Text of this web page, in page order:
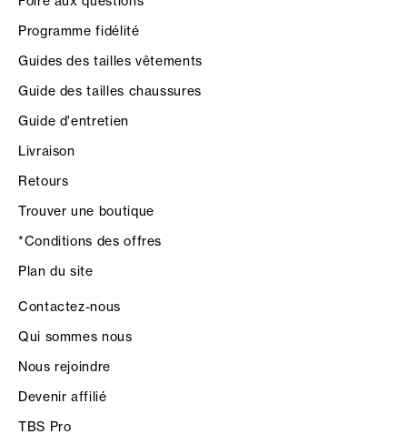
Programme fidélité
Guides des tailles vêtements
Guide des tailles chaussures
Guide d'entretien
Livraison
Retours
Trouver une boutique
*Conditions des offres
Plan du site
Contactez-nous
Qui sommes nous
Nous rejoindre
Devenir affilié
TBS Pro